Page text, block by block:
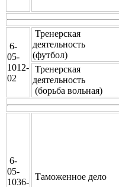
6-
05-
1012-
02
Тренерская
деятельность
(футбол)
Тренерская
деятельность
(борьба вольная)
6-
05-
1036-
Таможенное дело